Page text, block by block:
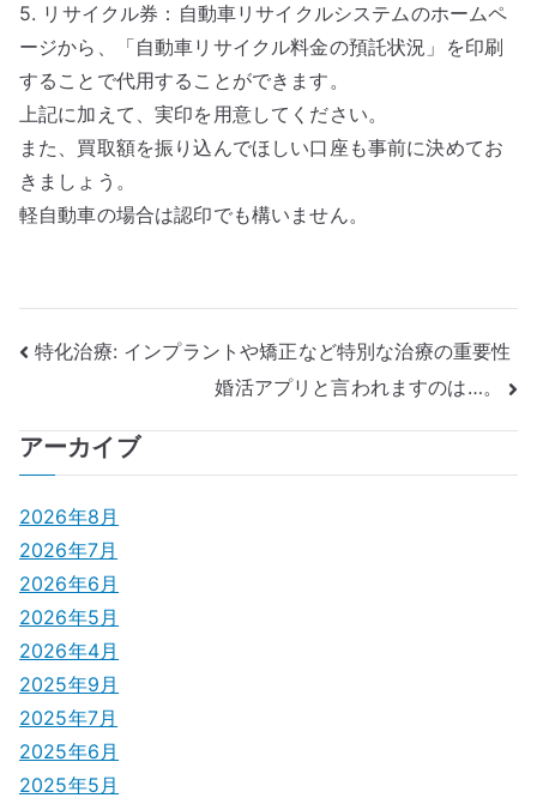
5. リサイクル券：自動車リサイクルシステムのホームペ
ージから、「自動車リサイクル料金の預託状況」を印刷
することで代用することができます。
上記に加えて、実印を用意してください。
また、買取額を振り込んでほしい口座も事前に決めてお
きましょう。
軽自動車の場合は認印でも構いません。
投
ナ
ビ
ゲ
ー
シ
ョ
ン
特化治療: インプラントや矯正など特別な治療の重要性
婚活アプリと言われますのは…。
アーカイブ
2026年8月
2026年7月
2026年6月
2026年5月
2026年4月
2025年9月
2025年7月
2025年6月
2025年5月